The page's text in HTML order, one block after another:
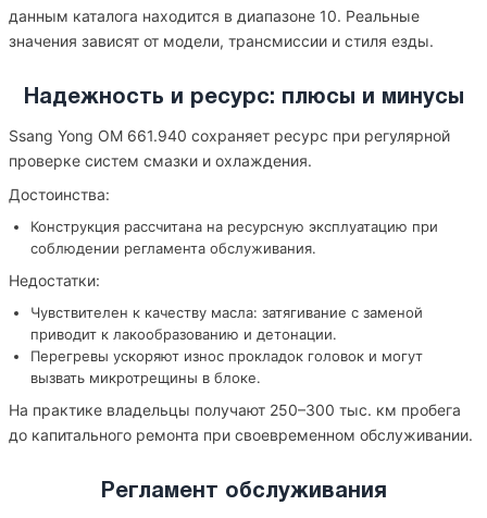
данным каталога находится в диапазоне 10. Реальные
значения зависят от модели, трансмиссии и стиля езды.
Надежность и ресурс: плюсы и минусы
Ssang Yong OM 661.940 сохраняет ресурс при регулярной
проверке систем смазки и охлаждения.
Достоинства:
Конструкция рассчитана на ресурсную эксплуатацию при
соблюдении регламента обслуживания.
Недостатки:
Чувствителен к качеству масла: затягивание с заменой
приводит к лакообразованию и детонации.
Перегревы ускоряют износ прокладок головок и могут
вызвать микротрещины в блоке.
На практике владельцы получают 250–300 тыс. км пробега
до капитального ремонта при своевременном обслуживании.
Регламент обслуживания